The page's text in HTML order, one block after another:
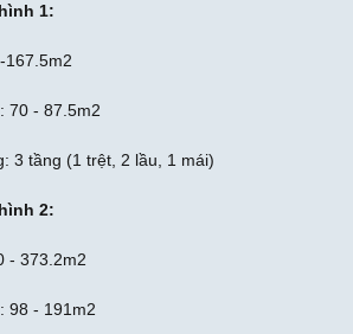
1:
167.5m2
70 - 87.5m2
3 tầng (1 trệt, 2 lầu, 1 mái)
2:
- 373.2m2
98 - 191m2